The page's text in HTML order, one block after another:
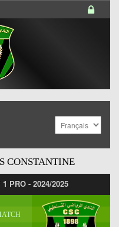
CONSTANTINE
PRO - 2024/2025